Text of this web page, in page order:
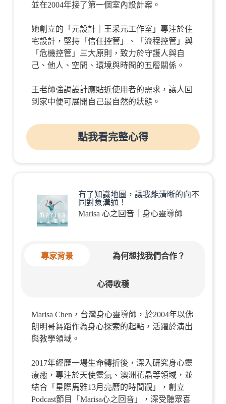
並在2004年接了第一個室內設計案。
她創立的「元設計｜王采元工作室」專注於住
宅設計，堅持「信任控管」、「流程控管」與
「危機控管」三大原則，致力於守護人與自
己、他人、空間、環境與時間的五層關係。
王老師強調設計應貼近使用者的需求，讓人回
到家中便可展開自己最自然的狀態。
點我看完整心得
有了知識地圖，讓我能清晰的向不
同對象溝通！
Marisa 心之回音｜身心靈導師
專家背景 為何想找我們合作？
心得收穫
Marisa Chen，台灣身心靈導師，於2004年以佛
朗明哥舞蹈作為身心探索的起點，活躍於演出
與教學領域。
2017年經歷一場生命轉折後，深入研究身心靈
療癒，專注於天使靈氣、澳洲花晶等領域，並
結合「星際馬雅13月亮曆的時間觀」，創立
Podcast節目「Marisa心之回音」，深受聽眾喜